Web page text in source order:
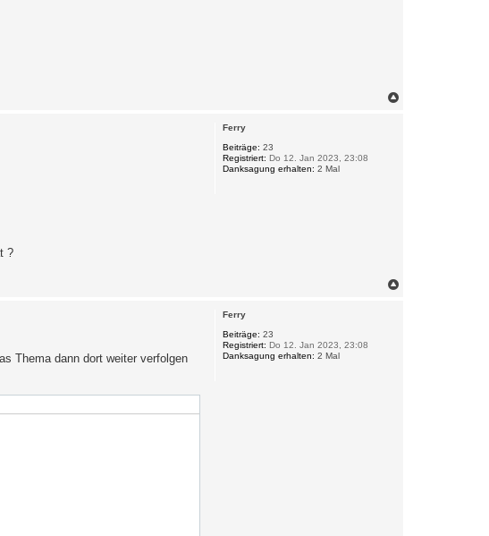
Ferry
Beiträge: 23
Registriert: Do 12. Jan 2023, 23:08
Danksagung erhalten: 2 Mal
?
Ferry
Beiträge: 23
Registriert: Do 12. Jan 2023, 23:08
Danksagung erhalten: 2 Mal
Thema dann dort weiter verfolgen